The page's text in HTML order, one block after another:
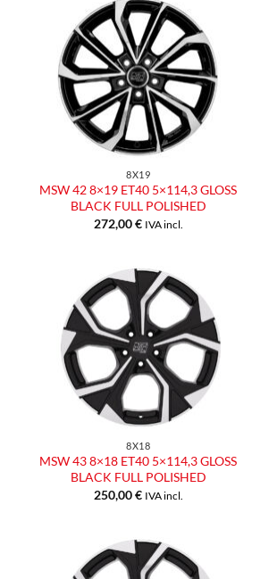
Aggiungi
alla lista
dei
desideri
8X19
MSW 42 8×19 ET40 5×114,3 GLOSS
BLACK FULL POLISHED
272,00€ IVA incl.
Aggiungi
alla lista
dei
desideri
8X18
MSW 43 8×18 ET40 5×114,3 GLOSS
BLACK FULL POLISHED
250,00€ IVA incl.